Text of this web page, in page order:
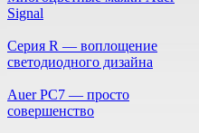
Signal
Серия R — воплощение
светодиодного дизайна
Auer PC7 — просто
совершенство